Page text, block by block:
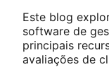
Este blog
software de
principais
avaliações de